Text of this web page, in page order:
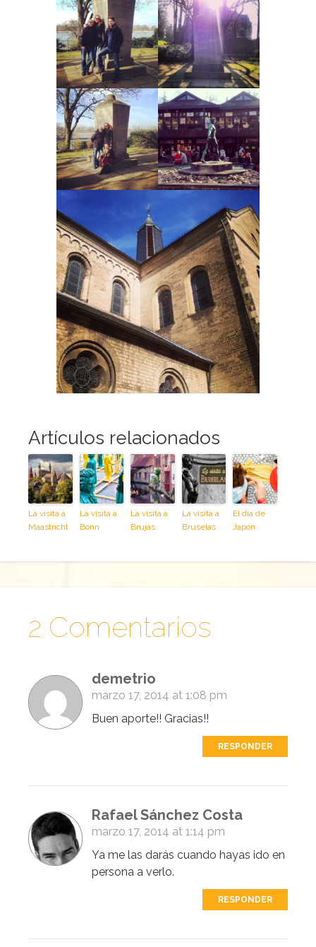
Artículos relacionados
La visita a
Maastricht
La visita a
Bonn
La visita a
Brujas
La visita a
Bruselas
El día de
Japón
2 Comentarios
demetrio
marzo 17, 2014 at 1:08 pm
Buen aporte!! Gracias!!
RESPONDER
Rafael Sánchez Costa
marzo 17, 2014 at 1:14 pm
Ya me las darás cuando hayas ido en
persona a verlo.
RESPONDER